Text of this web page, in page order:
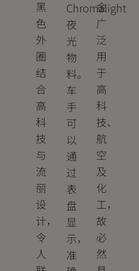
黑
色
外
圈
结
合
高
科
技
与
流
丽
设
计，
令
人
Chromalight
夜
光
物
料。
车
手
可
以
通
过
表
盘
显
示，
准
金
广
泛
用
于
高
科
技、
航
空
及
化
工，
故
必
然